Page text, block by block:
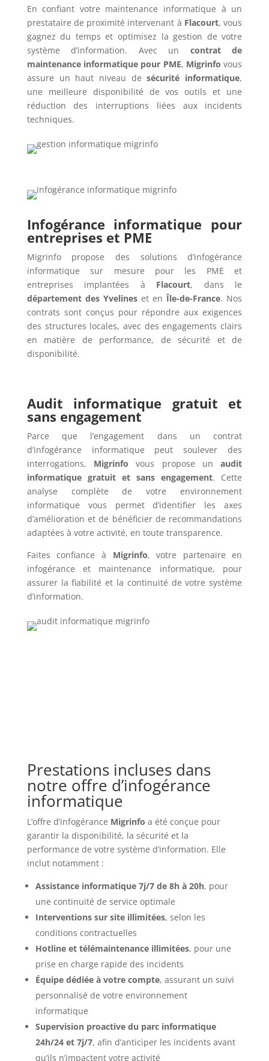
En confiant votre maintenance informatique à un
prestataire de proximité intervenant à Flacourt, vous
gagnez du temps et optimisez la gestion de votre
système d’information. Avec un contrat de
maintenance informatique pour PME, Migrinfo vous
assure un haut niveau desécurité informatique,
une meilleure disponibilité de vos outils et une
réduction des interruptions liées aux incidents
techniques.
Infogérance informatique pour
entreprises et PME
Migrinfo propose des solutions d’infogérance
informatique sur mesure pour les PME et
entreprises implantées à Flacourt, dans le
département des Yvelineset enÎle-de-France. Nos
contrats sont conçus pour répondre aux exigences
des structures locales, avec des engagements clairs
en matière de performance, de sécurité et de
disponibilité.
Audit informatique gratuit et
sans engagement
Parce que l’engagement dans un contrat
d’infogérance informatique peut soulever des
interrogations, Migrinfovous propose unaudit
informatique gratuit et sans engagement. Cette
analyse complète de votre environnement
informatique vous permet d’identifier les axes
d’amélioration et de bénéficier de recommandations
adaptées à votre activité, en toute transparence.
Faites confiance à Migrinfo, votre partenaire en
infogérance et maintenance informatique, pour
assurer la fiabilité et la continuité de votre système
d’information.
Prestations incluses dans
notre offre d’infogérance
informatique
L’offre d’infogérance Migrinfo a été conçue pour
garantir la disponibilité, la sécurité et la
performance de votre système d’information. Elle
inclut notamment :
Assistance informatique 7j/7 de 8h à 20h, pour
une continuité de service optimale
Interventions sur site illimitées, selon les
conditions contractuelles
Hotline et télémaintenance illimitées, pour une
prise en charge rapide des incidents
Équipe dédiée à votre compte, assurant un suivi
personnalisé de votre environnement
informatique
Supervision proactive du parc informatique
24h/24 et 7j/7, afin d’anticiper les incidents avant
qu’ils n’impactent votre activité